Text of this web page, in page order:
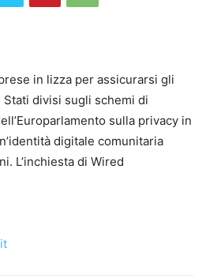
in lizza per assicurarsi gli
divisi sugli schemi di
sulla privacy in
digitale comunitaria
L’inchiesta di Wired